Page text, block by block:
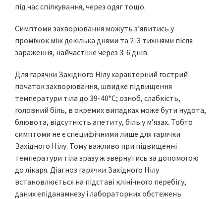
під час спілкування, через одяг тощо.
Симптоми захворювання можуть з’явитись у
проміжок між декілька днями та 2-3 тижнями після
зараження, найчастіше через 3-6 днів.
Для гарячки Західного Нілу характерний гострий
початок захворювання, швидке підвищення
температури тіла до 39-40°С; озноб, слабкість,
головний біль, в окремих випадках може бути нудота,
блювота, відсутність апетиту, біль у м’язах. Тобто
симптоми не є специфічними лише для гарячки
Західного Нілу. Тому важливо при підвищенні
температури тіла зразу ж звернутись за допомогою
до лікаря. Діагноз гарячки Західного Нілу
встановлюється на підставі клінічного перебігу,
даних епіданамнезу і лабораторних обстежень